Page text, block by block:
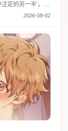
定的另一半’。
都是alpha，之后
2026-08-02